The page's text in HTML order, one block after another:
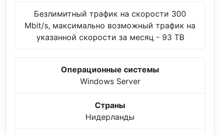
Безлимитный трафик на скорости 300
Mbit/s, максимально возможный трафик на
указанной скорости за месяц - 93 TB
Операционные системы
Windows Server
Страны
Нидерланды